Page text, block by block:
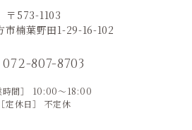
〒573-1103
市楠葉野田1-29-16-102
072-807-8703
時間］ 10:00～18:00
［定休日］ 不定休